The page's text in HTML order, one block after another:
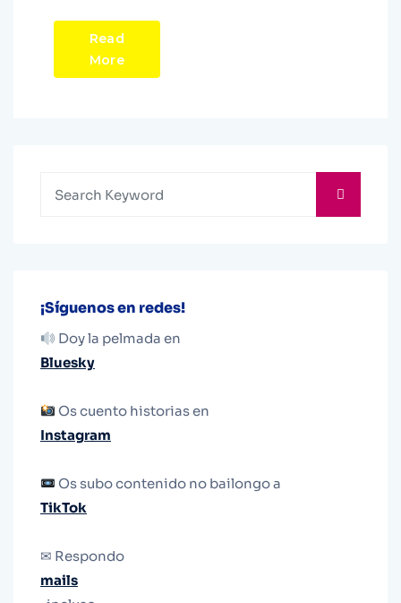
Read
More
¡Síguenos en redes!
Doy la pelmada en
Bluesky
Os cuento historias en
Instagram
Os subo contenido no bailongo a
TikTok
✉ Respondo
mails